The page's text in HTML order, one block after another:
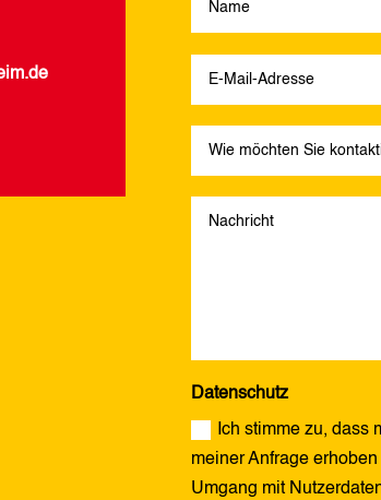
Datenschutz
Ich stimme zu, dass
meiner Anfrage
Umgang mit